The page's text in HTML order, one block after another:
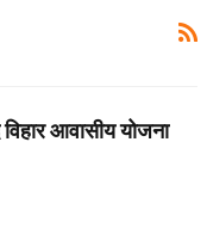
आवासीय योजना